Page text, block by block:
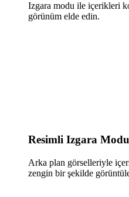
Izgara modu ile içerikleri
görünüm elde edin.
Resimli Izgara Modu
Arka plan görselleriyle
zengin bir şekilde